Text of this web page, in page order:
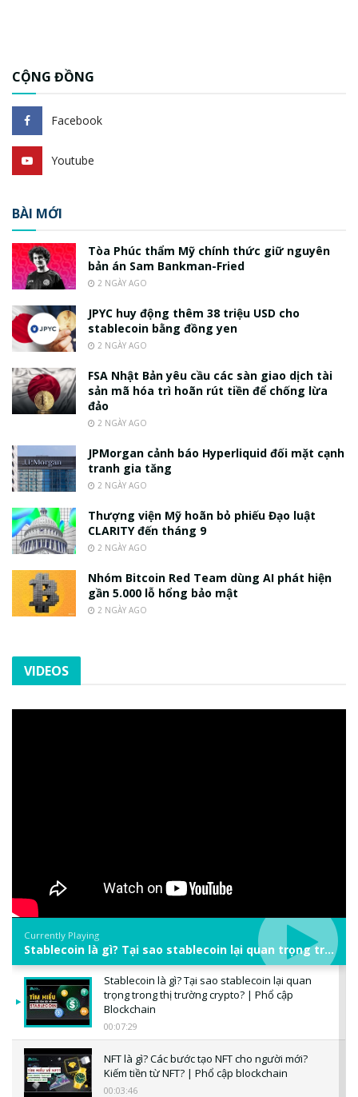
CỘNG ĐỒNG
Facebook
Youtube
BÀI MỚI
Tòa Phúc thẩm Mỹ chính thức giữ nguyên
bản án Sam Bankman-Fried
2 NGÀY AGO
JPYC huy động thêm 38 triệu USD cho
stablecoin bằng đồng yen
2 NGÀY AGO
FSA Nhật Bản yêu cầu các sàn giao dịch tài
sản mã hóa trì hoãn rút tiền để chống lừa
đảo
2 NGÀY AGO
JPMorgan cảnh báo Hyperliquid đối mặt cạnh
tranh gia tăng
2 NGÀY AGO
Thượng viện Mỹ hoãn bỏ phiếu Đạo luật
CLARITY đến tháng 9
2 NGÀY AGO
Nhóm Bitcoin Red Team dùng AI phát hiện
gần 5.000 lỗ hổng bảo mật
2 NGÀY AGO
VIDEOS
Currently Playing
Stablecoin là gì? Tại sao stablecoin lại quan trọng trong thị trường crypto? | Phổ cập Blockchain
Stablecoin là gì? Tại sao stablecoin lại quan
trọng trong thị trường crypto? | Phổ cập
Blockchain
00:07:29
NFT là gì? Các bước tạo NFT cho người mới?
Kiếm tiền từ NFT? | Phổ cập blockchain
00:03:46